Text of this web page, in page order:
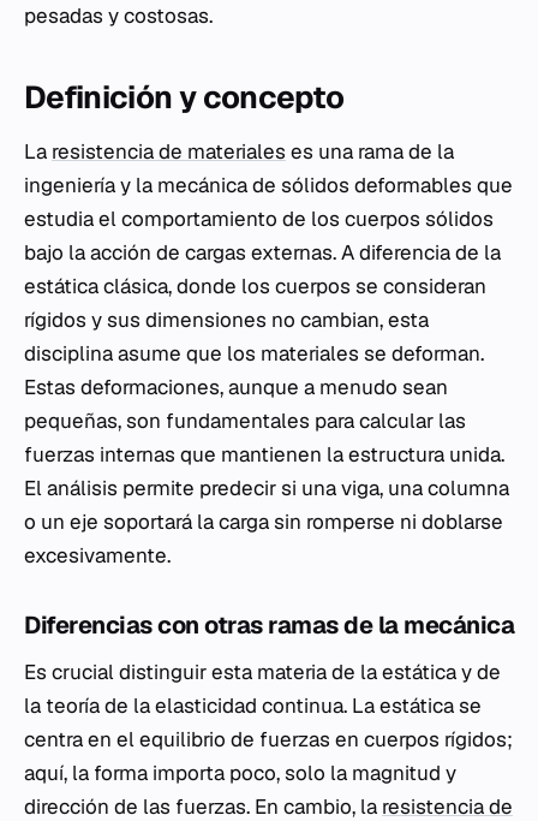
pesadas y costosas.
Definición y concepto
La resistencia de materiales es una rama de la
ingeniería y la mecánica de sólidos deformables que
estudia el comportamiento de los cuerpos sólidos
bajo la acción de cargas externas. A diferencia de la
estática clásica, donde los cuerpos se consideran
rígidos y sus dimensiones no cambian, esta
disciplina asume que los materiales se deforman.
Estas deformaciones, aunque a menudo sean
pequeñas, son fundamentales para calcular las
fuerzas internas que mantienen la estructura unida.
El análisis permite predecir si una viga, una columna
o un eje soportará la carga sin romperse ni doblarse
excesivamente.
Diferencias con otras ramas de la mecánica
Es crucial distinguir esta materia de la estática y de
la teoría de la elasticidad continua. La estática se
centra en el equilibrio de fuerzas en cuerpos rígidos;
aquí, la forma importa poco, solo la magnitud y
dirección de las fuerzas. En cambio, la resistencia de